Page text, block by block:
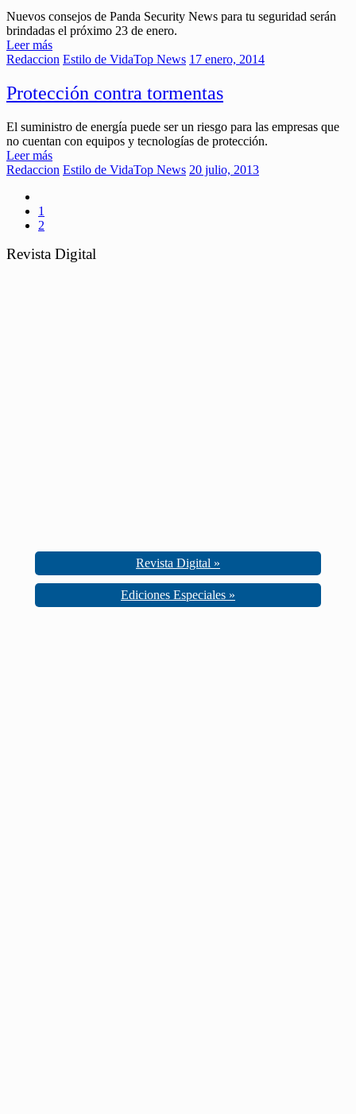
Nuevos consejos de Panda Security News para tu seguridad serán
brindadas el próximo 23 de enero.
Leer más
Redaccion Estilo de VidaTop News 17 enero, 2014
Protección contra tormentas
El suministro de energía puede ser un riesgo para las empresas que
no cuentan con equipos y tecnologías de protección.
Leer más
Redaccion Estilo de VidaTop News 20 julio, 2013
1
2
Revista Digital
Revista Digital »
Ediciones Especiales »